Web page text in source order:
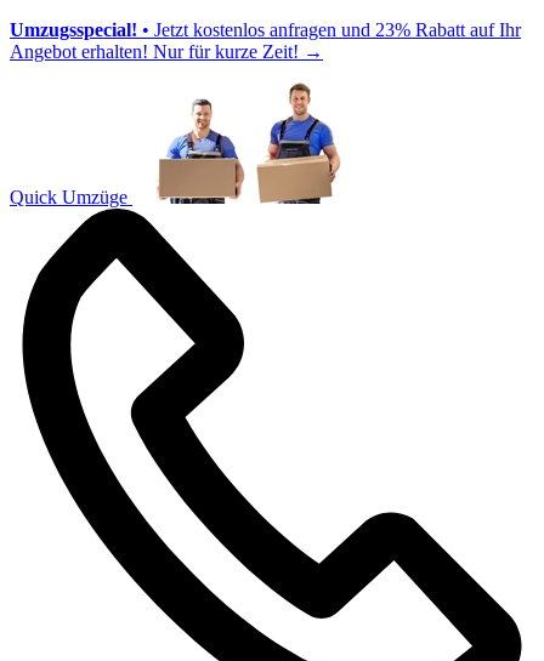
Umzugsspecial! • Jetzt kostenlos anfragen und 23% Rabatt auf Ihr
Angebot erhalten! Nur für kurze Zeit! →
Quick Umzüge